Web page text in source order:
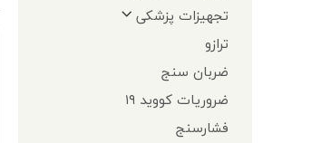
تجهیزات پزشکی
ترازو
ضربان سنج
ضروریات کووید ۱۹
فشارسنج